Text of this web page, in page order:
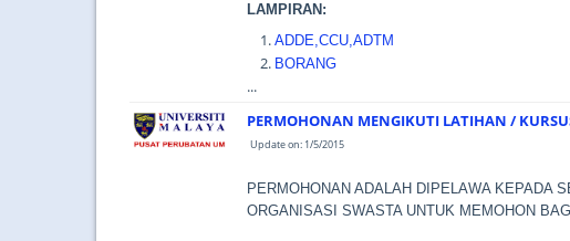
LAMPIRAN:
ADDE,CCU,ADTM
BORANG
...
PERMOHONAN MENGIKUTI LATIHAN /
Update on: 1/5/2015
PERMOHONAN ADALAH DIPELAWA KEPADA
ORGANISASI SWASTA UNTUK MEMOHON